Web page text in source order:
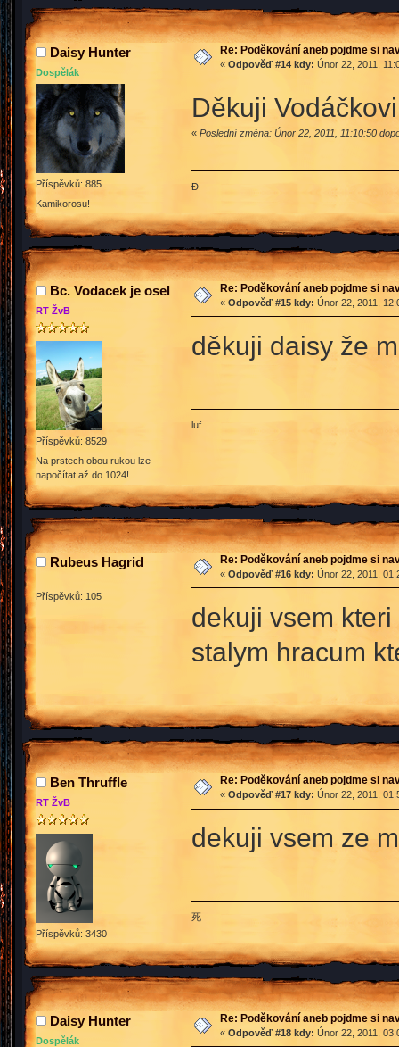
Daisy Hunter
Dospělák
Příspěvků: 885
Kamikorosu!
Re: Poděkování aneb pojdme si
« Odpověď #14 kdy: Únor 22, 2011,
Děkuji
« Poslední změna: Únor 22, 2011, 11:10:50
Đ
Bc. Vodacek je osel
RT ŽvB
Příspěvků: 8529
Na prstech obou rukou lze
napočítat až do 1024!
Re: Poděkování aneb pojdme si
« Odpověď #15 kdy: Únor 22, 2011,
děkuji daisy že
luf
Rubeus Hagrid
Příspěvků: 105
Re: Poděkování aneb pojdme si
« Odpověď #16 kdy: Únor 22, 2011,
dekuji vsem
stalym hracum
Ben Thruffle
RT ŽvB
Příspěvků: 3430
Re: Poděkování aneb pojdme si
« Odpověď #17 kdy: Únor 22, 2011,
dekuji vsem ze
死
Daisy Hunter
Dospělák
Re: Poděkování aneb pojdme si
« Odpověď #18 kdy: Únor 22, 2011,